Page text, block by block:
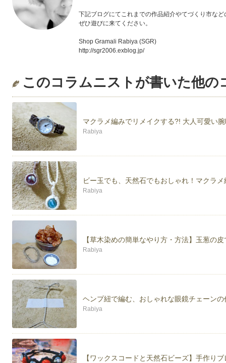
下記ブログにてこれまでの作品紹介やてづくり市な
ぜひ遊びに来てください。
Shop Gramali Rabiya (SGR)
http://sgr2006.exblog.jp/
Rabiya's Bazaar & Collection(販売サイト)
http://sgr-rabiya.blogspot.jp/
http://halfqalandar.wix.com/rabiya
このコラムニストが書いた他の
マクラメ編みでリメイクする?! 大人可愛い
Rabiya
ビー玉でも、天然石でもおしゃれ！マクラ
Rabiya
【草木染めの簡単なやり方・方法】玉葱の
Rabiya
ヘンプ紐で編む、おしゃれな眼鏡チェーン
Rabiya
【ワックスコードと天然石ビーズ】手作り